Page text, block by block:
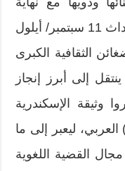
القرن العشرين، ثم يتطرق إلى أحداث 11 سبتمبر/ أيلول
الثقافية الكبرى
إلى أبرز إنجاز
وثيقة الإسكندرية
ليعبر إلى ما
القضية اللغوية